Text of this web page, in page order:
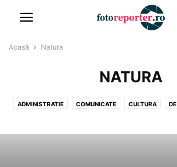
Acasă Natura
NATURA
ADMINISTRATIE COMUNICATE CULTURA
NATURA NOUTATI PODCAST POLITICA